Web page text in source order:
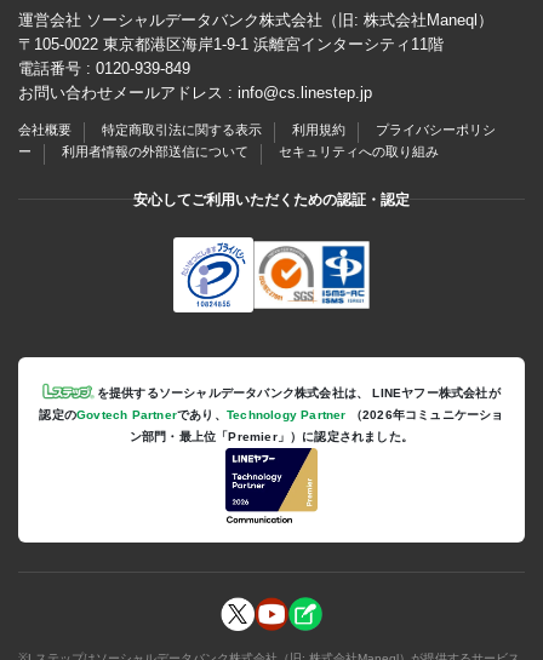
運営会社 ソーシャルデータバンク株式会社（旧: 株式会社Maneql）
〒105-0022 東京都港区海岸1-9-1 浜離宮インターシティ11階
電話番号 : 0120-939-849
お問い合わせメールアドレス : info@cs.linestep.jp
会社概要 特定商取引法に関する表示 利用規約
プライバシーポリシ
ー
利用者情報の外部送信について セキュリティへの取り組み
安心してご利用いただくための認証・認定
を提供するソーシャルデータバンク株式会社は、
LINEヤフー株式会社が
認定のGovtech Partnerであり、 Technology Partner （2026年コミュニケーショ
ン部門・最上位「Premier」）に認定されました。